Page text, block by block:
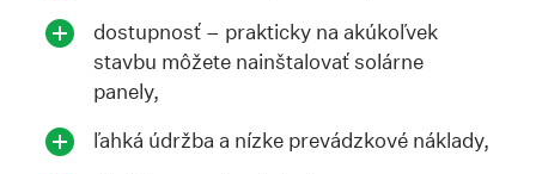
dostupnosť – prakticky na akúkoľvek
stavbu môžete nainštalovať solárne
panely,
ľahká údržba a nízke prevádzkové náklady,